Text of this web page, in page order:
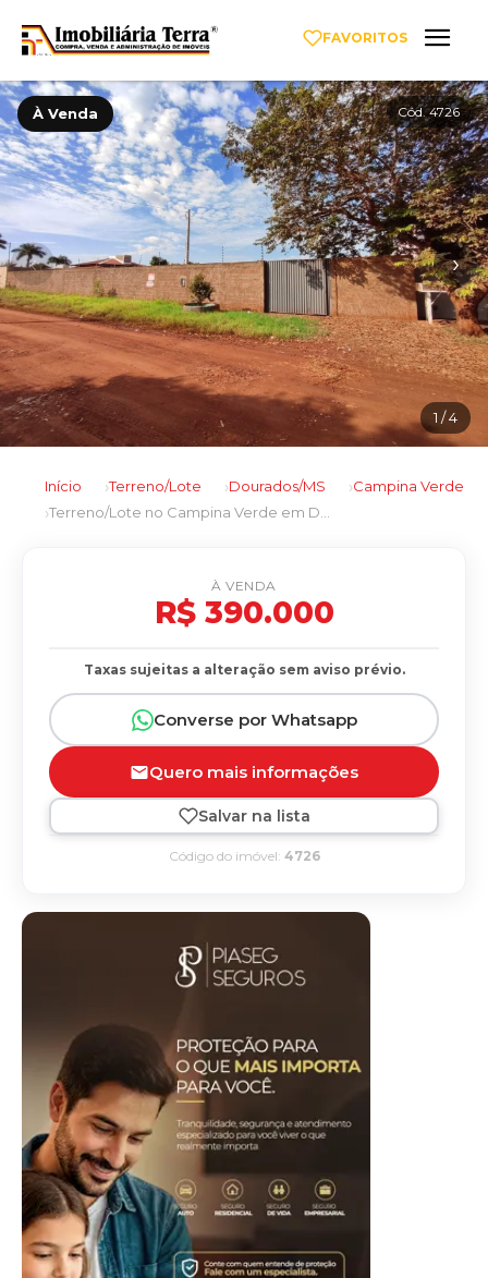
FAVORITOS
À Venda Cód. 4726
‹ ›
1 / 4
Início Terreno/Lote Dourados/MS
Campina Verde
À VENDA
R$ 390.000
Taxas sujeitas a alteração sem aviso prévio.
Converse por Whatsapp
Quero mais informações
Salvar na lista
Código do imóvel: 4726